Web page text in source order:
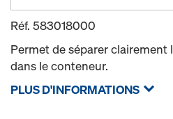
Réf. 583018000
Permet de séparer clairement
dans le conteneur.
PLUS D'INFORMATIONS